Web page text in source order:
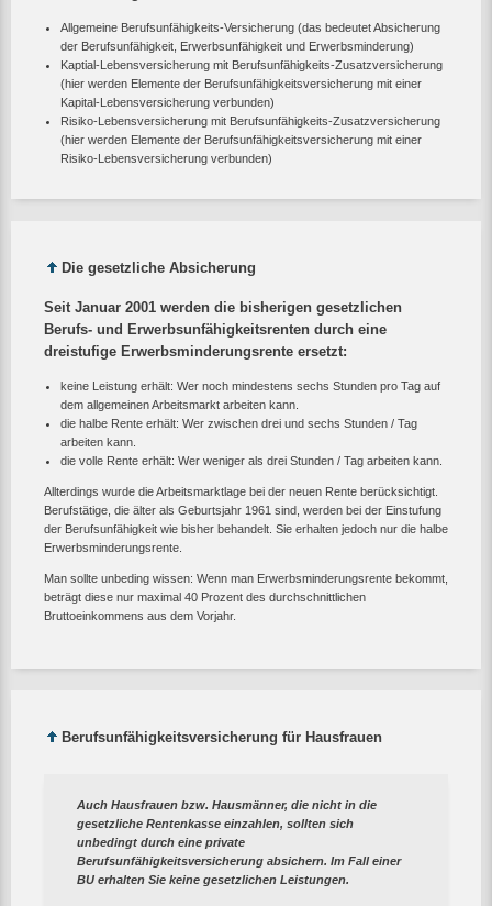
Allgemeine Berufsunfähigkeits-Versicherung (das bedeutet Absicherung
der Berufsunfähigkeit, Erwerbsunfähigkeit und Erwerbsminderung)
Kaptial-Lebensversicherung mit Berufsunfähigkeits-Zusatzversicherung
(hier werden Elemente der Berufsunfähigkeitsversicherung mit einer
Kapital-Lebensversicherung verbunden)
Risiko-Lebensversicherung mit Berufsunfähigkeits-Zusatzversicherung
(hier werden Elemente der Berufsunfähigkeitsversicherung mit einer
Risiko-Lebensversicherung verbunden)
Die gesetzliche Absicherung
Seit Januar 2001 werden die bisherigen gesetzlichen
Berufs- und Erwerbsunfähigkeitsrenten durch eine
dreistufige Erwerbsminderungsrente ersetzt:
keine Leistung erhält: Wer noch mindestens sechs Stunden pro Tag auf
dem allgemeinen Arbeitsmarkt arbeiten kann.
die halbe Rente erhält: Wer zwischen drei und sechs Stunden / Tag
arbeiten kann.
die volle Rente erhält: Wer weniger als drei Stunden / Tag arbeiten kann.
Allterdings wurde die Arbeitsmarktlage bei der neuen Rente berücksichtigt.
Berufstätige, die älter als Geburtsjahr 1961 sind, werden bei der Einstufung
der Berufsunfähigkeit wie bisher behandelt. Sie erhalten jedoch nur die halbe
Erwerbsminderungsrente.
Man sollte unbeding wissen: Wenn man Erwerbsminderungsrente bekommt,
beträgt diese nur maximal 40 Prozent des durchschnittlichen
Bruttoeinkommens aus dem Vorjahr.
Berufsunfähigkeitsversicherung für Hausfrauen
Auch Hausfrauen bzw. Hausmänner, die nicht in die
gesetzliche Rentenkasse einzahlen, sollten sich
unbedingt durch eine private
Berufsunfähigkeitsversicherung absichern. Im Fall einer
BU erhalten Sie keine gesetzlichen Leistungen.